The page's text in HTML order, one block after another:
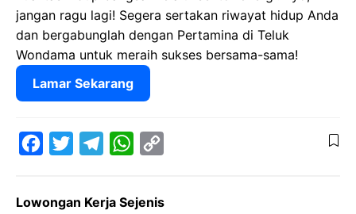
jangan ragu lagi! Segera sertakan riwayat hidup Anda
dan bergabunglah dengan Pertamina di Teluk
Wondama untuk meraih sukses bersama-sama!
Lamar Sekarang
Lowongan Kerja Sejenis